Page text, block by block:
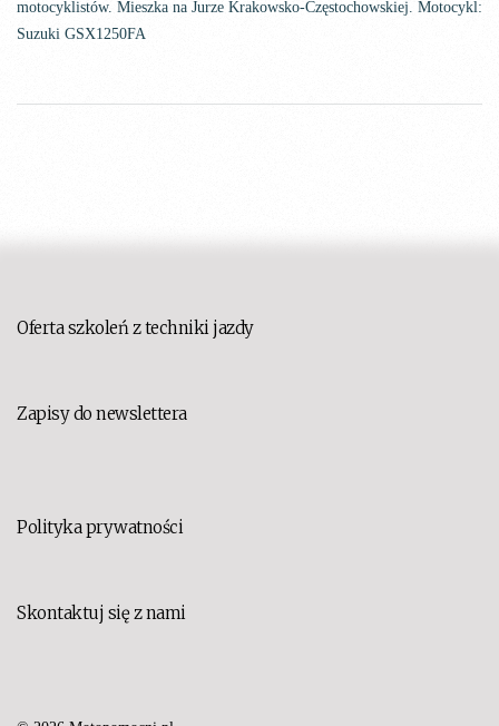
motocyklistów. Mieszka na Jurze Krakowsko-Częstochowskiej. Motocykl:
Suzuki GSX1250FA
Oferta szkoleń z techniki jazdy
Zapisy do newslettera
Polityka prywatności
Skontaktuj się z nami